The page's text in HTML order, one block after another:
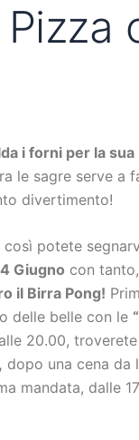
i forni per la sua
le sagre serve
divertimento!
potete
Giugno con
il Birra Pong!
delle belle con le
20.00,
dopo una cena
mandata, dalle